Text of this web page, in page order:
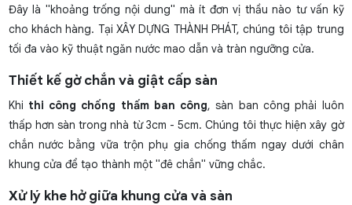
Đây là "khoảng trống nội dung" mà ít đơn vị thầu nào tư vấn kỹ
cho khách hàng. Tại XÂY DỰNG THÀNH PHÁT, chúng tôi tập trung
tối đa vào kỹ thuật ngăn nước mao dẫn và tràn ngưỡng cửa.
Thiết kế gờ chắn và giật cấp sàn
Khi thi công chống thấm ban công, sàn ban công phải luôn
thấp hơn sàn trong nhà từ 3cm - 5cm. Chúng tôi thực hiện xây gờ
chắn nước bằng vữa trộn phụ gia chống thấm ngay dưới chân
khung cửa để tạo thành một "đê chắn" vững chắc.
Xử lý khe hở giữa khung cửa và sàn